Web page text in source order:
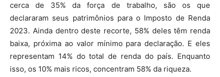
cerca de 35% da força de trabalho, são os que
declararam seus patrimônios para o Imposto de Renda
2023. Ainda dentro deste recorte, 58% deles têm renda
baixa, próxima ao valor mínimo para declaração. E eles
representam 14% do total de renda do país. Enquanto
isso, os 10% mais ricos, concentram 58% da riqueza.